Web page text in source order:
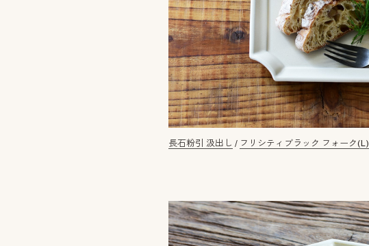
長石粉引 汲出し / フリシティブラック フォーク(L)